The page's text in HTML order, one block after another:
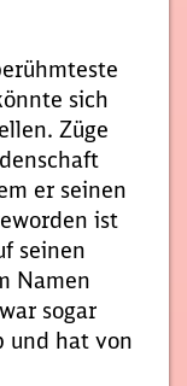
sich
Züge
er seinen
ist
seinen
Namen
sogar
und hat von